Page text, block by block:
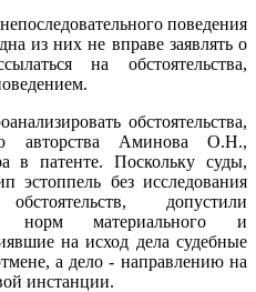
поведения
из них не вправе заявлять о
на обстоятельства,
обстоятельства,
авторства Аминова О.Н.,
в патенте. Поскольку суды,
эстоппель без исследования
допустили
норм материального и
на исход дела судебные
а дело - направлению на
инстанции.